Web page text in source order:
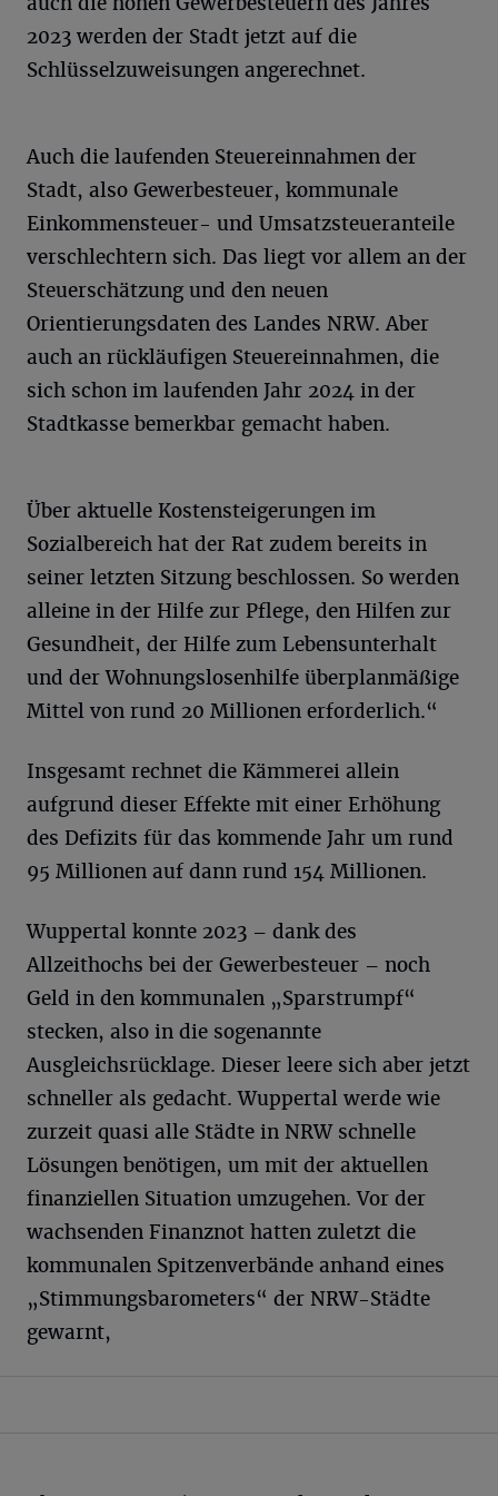
2023 werden der Stadt jetzt auf die
Schlüsselzuweisungen angerechnet.
Auch die laufenden Steuereinnahmen der
Stadt, also Gewerbesteuer, kommunale
Einkommensteuer- und Umsatzsteueranteile
verschlechtern sich. Das liegt vor allem an der
Steuerschätzung und den neuen
Orientierungsdaten des Landes NRW. Aber
auch an rückläufigen Steuereinnahmen, die
sich schon im laufenden Jahr 2024 in der
Stadtkasse bemerkbar gemacht haben.
Über aktuelle Kostensteigerungen im
Sozialbereich hat der Rat zudem bereits in
seiner letzten Sitzung beschlossen. So werden
alleine in der Hilfe zur Pflege, den Hilfen zur
Gesundheit, der Hilfe zum Lebensunterhalt
und der Wohnungslosenhilfe überplanmäßige
Mittel von rund 20 Millionen erforderlich.“
Insgesamt rechnet die Kämmerei allein
aufgrund dieser Effekte mit einer Erhöhung
des Defizits für das kommende Jahr um rund
95 Millionen auf dann rund 154 Millionen.
Wuppertal konnte 2023 – dank des
Allzeithochs bei der Gewerbesteuer – noch
Geld in den kommunalen „Sparstrumpf“
stecken, also in die sogenannte
Ausgleichsrücklage. Dieser leere sich aber jetzt
schneller als gedacht. Wuppertal werde wie
zurzeit quasi alle Städte in NRW schnelle
Lösungen benötigen, um mit der aktuellen
finanziellen Situation umzugehen. Vor der
wachsenden Finanznot hatten zuletzt die
kommunalen Spitzenverbände anhand eines
„Stimmungsbarometers“ der NRW-Städte
gewarnt,